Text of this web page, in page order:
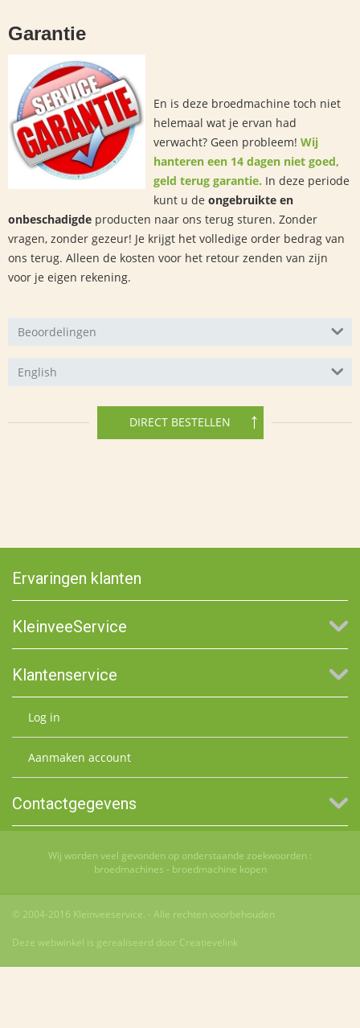
Garantie
En is deze broedmachine toch niet
helemaal wat je ervan had
verwacht? Geen probleem! Wij
hanteren een 14 dagen niet goed,
geld terug garantie. In deze periode
kunt u de ongebruikte en
onbeschadigde producten naar ons terug sturen. Zonder
vragen, zonder gezeur! Je krijgt het volledige order bedrag van
ons terug. Alleen de kosten voor het retour zenden van zijn
voor je eigen rekening.
Beoordelingen
English
DIRECT BESTELLEN
Ervaringen klanten
KleinveeService
Klantenservice
Log in
Aanmaken account
Contactgegevens
Wij worden veel gevonden op onderstaande zoekwoorden :
broedmachines - broedmachine kopen
© 2004-2016 Kleinveeservice. - Alle rechten voorbehouden
Deze webwinkel is gerealiseerd door Creatievelink